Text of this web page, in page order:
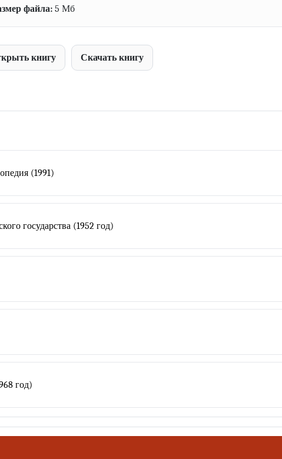
файла: 5 Мб
книгу Скачать книгу
(1991)
государства (1952 год)
год)